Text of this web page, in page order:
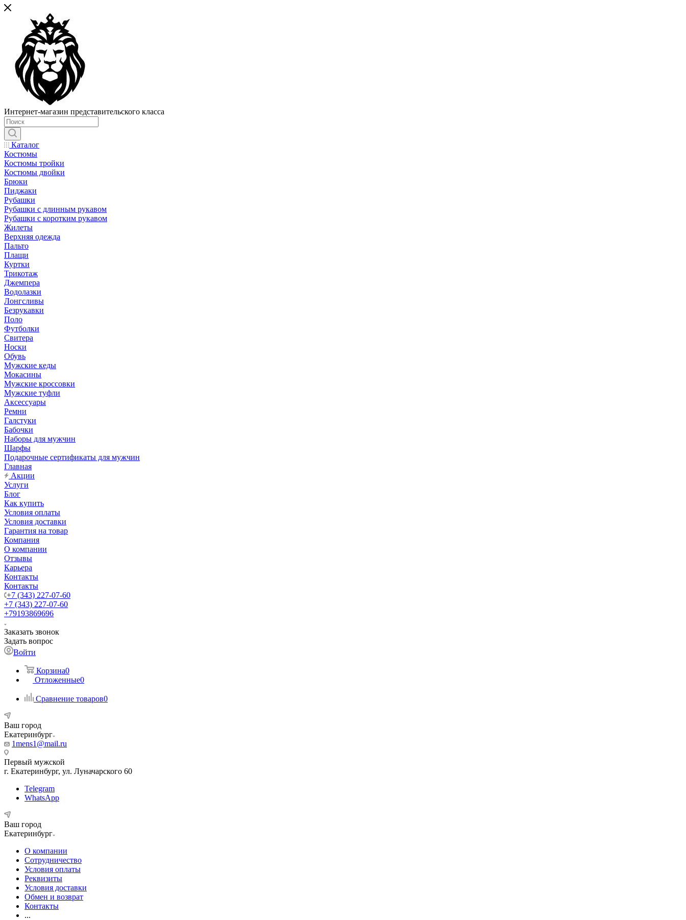
Интернет-магазин представительского класса
Каталог
Костюмы
Костюмы тройки
Костюмы двойки
Брюки
Пиджаки
Рубашки
Рубашки с длинным рукавом
Рубашки с коротким рукавом
Жилеты
Верхняя одежда
Пальто
Плащи
Куртки
Трикотаж
Джемпера
Водолазки
Лонгсливы
Безрукавки
Поло
Футболки
Свитера
Носки
Обувь
Мужские кеды
Мокасины
Мужские кроссовки
Мужские туфли
Аксессуары
Ремни
Галстуки
Бабочки
Наборы для мужчин
Шарфы
Подарочные сертификаты для мужчин
Главная
Акции
Услуги
Блог
Как купить
Условия оплаты
Условия доставки
Гарантия на товар
Компания
О компании
Отзывы
Карьера
Контакты
Контакты
+7 (343) 227-07-60
+7 (343) 227-07-60
+79193869696
Заказать звонок
Задать вопрос
Войти
Корзина0
Отложенные0
Сравнение товаров0
Ваш город
Екатеринбург
1mens1@mail.ru
Первый мужской
г. Екатеринбург, ул. Луначарского 60
Telegram
WhatsApp
Ваш город
Екатеринбург
О компании
Сотрудничество
Условия оплаты
Реквизиты
Условия доставки
Обмен и возврат
Контакты
...